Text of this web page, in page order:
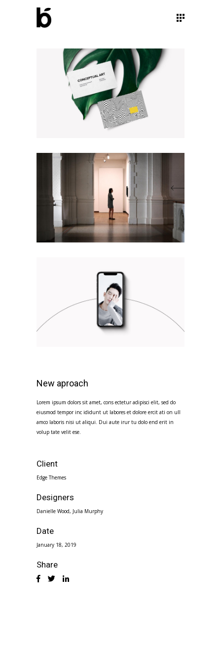
New aproach
Lorem ipsum dolors sit amet, cons ectetur adipisci elit, sed do
eiusmod tempor inc ididunt ut labores et dolore ercit ati on ull
amco laboris nisi ut aliqui. Dui aute irur tu dolo end erit in
volup tate velit ese.
Client
Edge Themes
Designers
Danielle Wood, Julia Murphy
Date
January 18, 2019
Share